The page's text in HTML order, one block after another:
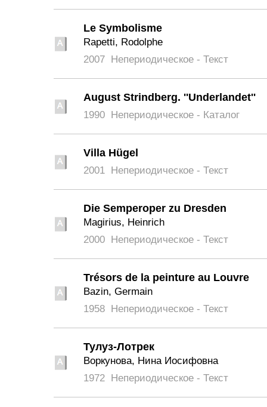
Le Symbolisme
Rapetti, Rodolphe
2007 Непериодическое - Текст
August Strindberg. ''Underlandet''
1990 Непериодическое - Каталог
Villa Hügel
2001 Непериодическое - Текст
Die Semperoper zu Dresden
Magirius, Heinrich
2000 Непериодическое - Текст
Trésors de la peinture au Louvre
Bazin, Germain
1958 Непериодическое - Текст
Тулуз-Лотрек
Воркунова, Нина Иосифовна
1972 Непериодическое - Текст